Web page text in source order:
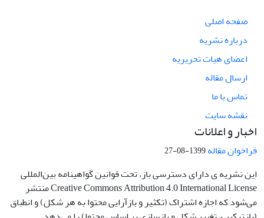
صفحه اصلی
درباره نشریه
اعضای هیات تحریریه
ارسال مقاله
تماس با ما
نقشه سایت
اخبار و اعلانات
فراخوان مقاله1399-08-27
این نشریه ی دارای دسترسی باز، تحت قوانین گواهینامه بین‌المللی
Creative Commons Attribution 4.0 International License منتشر
می‌شود که اجازه اشتراک (تکثیر و بازآرایی محتوا به هر شکل) و انطباق